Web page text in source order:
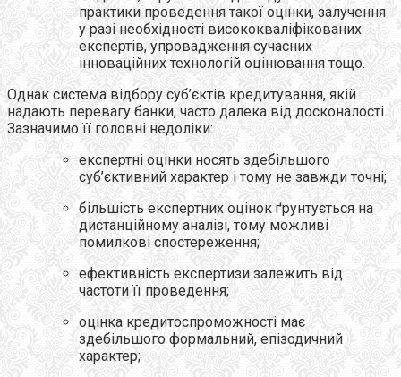
практики проведення такої оцінки, залучення
у разі необхідності висококваліфікованих
експертів, упровадження сучасних
інноваційних технологій оцінювання тощо.
Однак система відбору суб’єктів кредитування, якій
надають перевагу банки, часто далека від досконалості.
Зазначимо її головні недоліки:
експертні оцінки носять здебільшого
суб’єктивний характер і тому не завжди точні;
більшість експертних оцінок ґрунтується на
дистанційному аналізі, тому можливі
помилкові спостереження;
ефективність експертизи залежить від
частоти її проведення;
оцінка кредитоспроможності має
здебільшого формальний, епізодичний
характер;